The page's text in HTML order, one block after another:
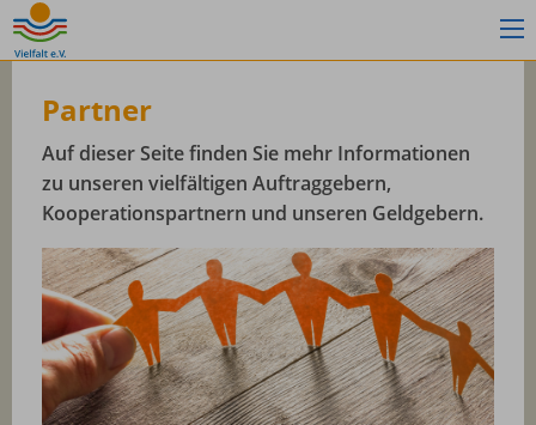
Partner
Auf dieser Seite finden Sie mehr Informationen
zu unseren vielfältigen Auftraggebern,
Kooperationspartnern und unseren Geldgebern.